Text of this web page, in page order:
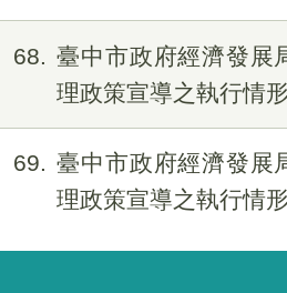
68
臺中市政府經濟發展
理政策宣導之執行情
69
臺中市政府經濟發展
理政策宣導之執行情